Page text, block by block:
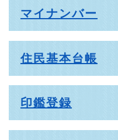
マイナンバー
住民基本台帳
印鑑登録